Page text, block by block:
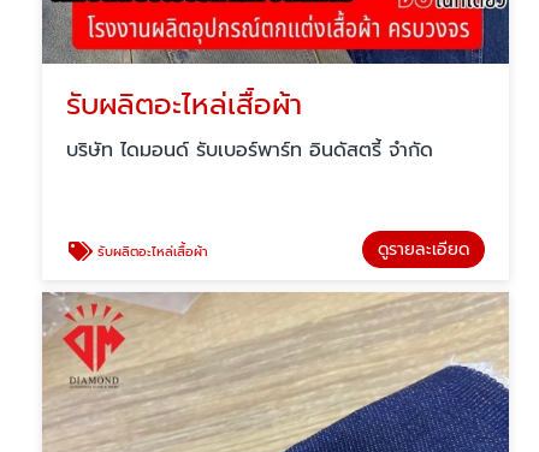
รับผลิตอะไหล่เสื้อผ้า
บริษัท ไดมอนด์ รับเบอร์พาร์ท อินดัสตรี้ จำกัด
รับผลิตอะไหล่เสื้อผ้า ดูรายละเอียด